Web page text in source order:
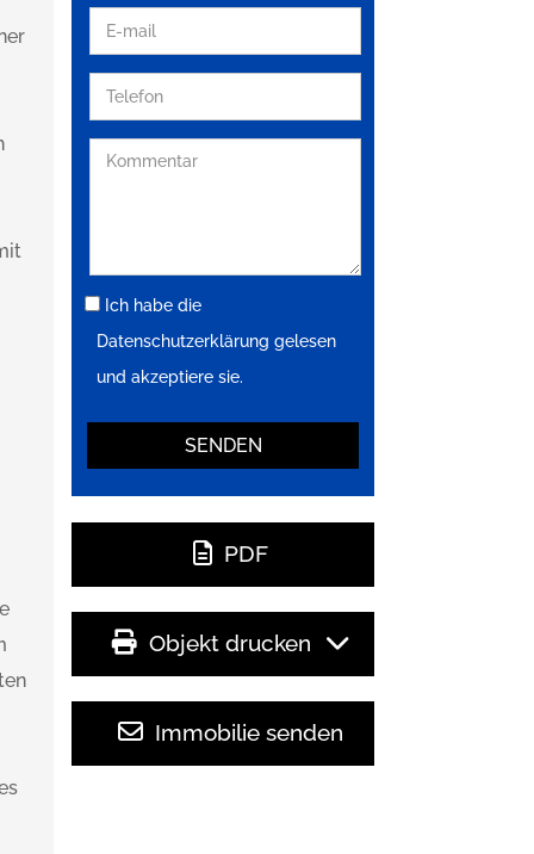
Ich habe die
Datenschutzerklärung gelesen
und akzeptiere sie.
PDF
Objekt drucken
Immobilie senden